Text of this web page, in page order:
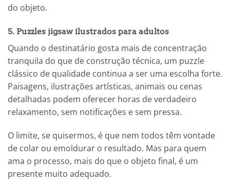
do objeto.
5. Puzzles jigsaw ilustrados para adultos
Quando o destinatário gosta mais de concentração
tranquila do que de construção técnica, um puzzle
clássico de qualidade continua a ser uma escolha forte.
Paisagens, ilustrações artísticas, animais ou cenas
detalhadas podem oferecer horas de verdadeiro
relaxamento, sem notificações e sem pressa.
O limite, se quisermos, é que nem todos têm vontade
de colar ou emoldurar o resultado. Mas para quem
ama o processo, mais do que o objeto final, é um
presente muito adequado.